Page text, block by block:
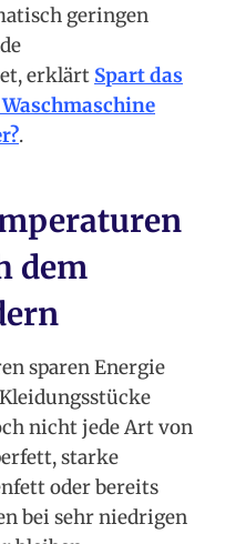
geringen
erklärt Spart das
.
dem
sparen Energie
nicht jede Art von
starke
oder bereits
bei sehr niedrigen